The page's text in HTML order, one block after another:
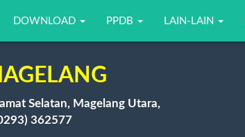
DOWNLOAD PPDB LAIN-LAIN
Selatan, Magelang Utara,
362577